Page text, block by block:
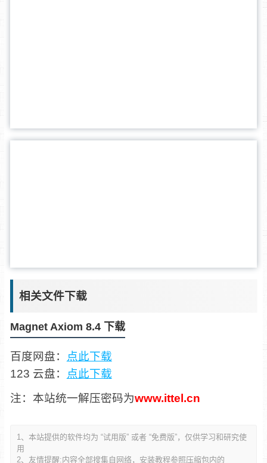
相关文件下载
Magnet Axiom 8.4 下载
百度网盘：
点此下载
123 云盘：
点此下载
注：本站统一解压密码为www.ittel.cn
1、本站提供的软件均为 “试用版” 或者 “免费版”，仅供学习和研究使
用
2、友情提醒:内容全部搜集自网络，安装教程参照压缩包内的